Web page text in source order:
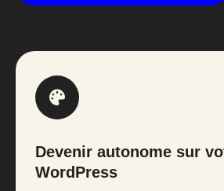
Devenir autonome sur
WordPress